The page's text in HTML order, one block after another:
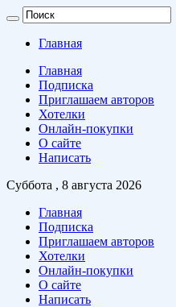
Главная
Главная
Подписка
Приглашаем авторов
Хотелки
Онлайн-покупки
О сайте
Написать
Суббота , 8 августа 2026
Главная
Подписка
Приглашаем авторов
Хотелки
Онлайн-покупки
О сайте
Написать